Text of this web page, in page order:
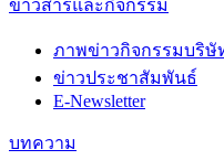
ข่าวสารและกิจกรรม
ภาพข่าวกิจกรรมบริษั
ข่าวประชาสัมพันธ์
E-Newsletter
บทความ